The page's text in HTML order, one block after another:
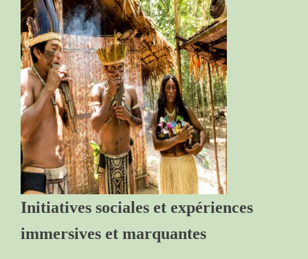
Initiatives sociales et expériences
immersives et marquantes